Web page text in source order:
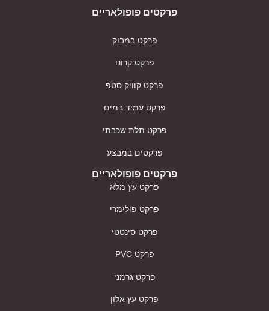
פרקטים פופולאריים
פרקט במבוק
פרקט קרונו
פרקט קוויק סטפ
פרקט עמיד במים
פרקט תלת שכבתי
פרקטים במבצע
פרקטים פופולאריים
פרקט עץ מלא
פרקט פולימרי
פרקט סינטטי
פרקט PVC
פרקט גרמני
פרקט עץ אלון